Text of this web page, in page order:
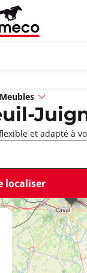
et adapté à
localiser